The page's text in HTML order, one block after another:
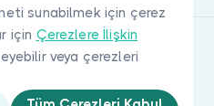
sunabilmek için çerez
için Çerezlere İlişkin
veya çerezleri